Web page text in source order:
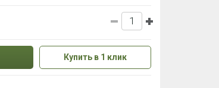
Купить в 1 клик